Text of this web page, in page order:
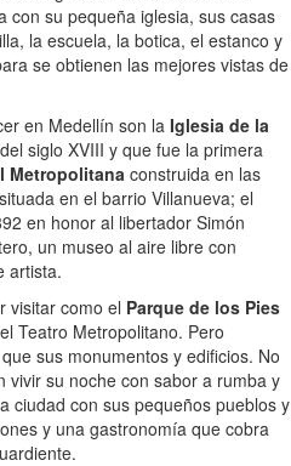
con su pequeña iglesia, sus casas
la escuela, la botica, el estanco y
se obtienen las mejores vistas de
en Medellín son la Iglesia de la
siglo XVIII y que fue la primera
Metropolitana construida en las
en el barrio Villanueva; el
en honor al libertador Simón
un museo al aire libre con
artista.
visitar como el Parque de los Pies
Teatro Metropolitano. Pero
sus monumentos y edificios. No
su noche con sabor a rumba y
ciudad con sus pequeños pueblos y
y una gastronomía que cobra